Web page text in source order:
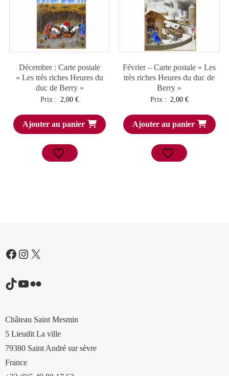
Décembre : Carte postale
« Les très riches Heures du
duc de Berry »
Prix : 2,00€
Ajouter au panier
Février – Carte postale « Les
très riches Heures du duc de
Berry »
Prix : 2,00 €
Ajouter au panier
Facebook
Instagram
X
TikTok
YouTube
Flickr
Château Saint Mesmin
5 Lieudit La ville
79380 Saint André sur sèvre
France